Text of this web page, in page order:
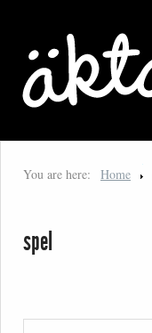
You are here: Home
spel